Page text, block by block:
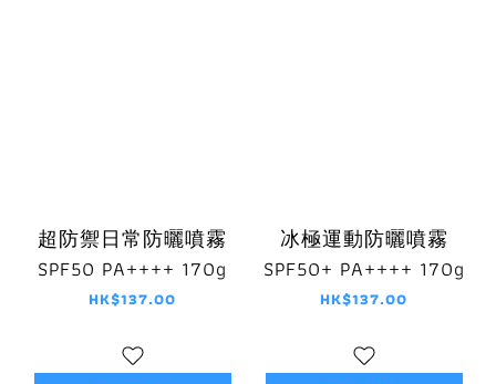
超防禦日常防曬噴霧
SPF50 PA++++ 170g
HK$137.00
冰極運動防曬噴霧
SPF50+ PA++++ 170g
HK$137.00